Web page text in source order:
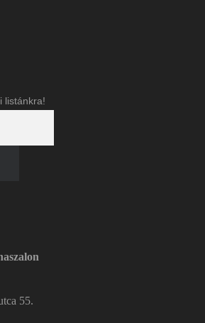
listánkra!
55.